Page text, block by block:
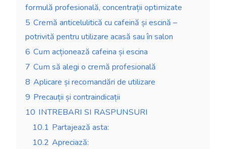
formulă profesională, concentrații optimizate
5 Cremă anticelulitică cu cafeină și escină –
potrivită pentru utilizare acasă sau în salon
6 Cum acționează cafeina și escina
7 Cum să alegi o cremă profesională
8 Aplicare și recomandări de utilizare
9 Precauții și contraindicații
10 INTREBARI SI RASPUNSURI
10.1 Partajează asta:
10.2 Apreciază: